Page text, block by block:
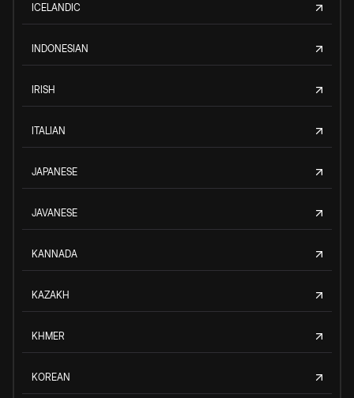
ICELANDIC
INDONESIAN
IRISH
ITALIAN
JAPANESE
JAVANESE
KANNADA
KAZAKH
KHMER
KOREAN